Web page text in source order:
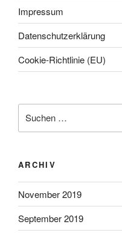
Impressum
Datenschutzerklärung
Cookie-Richtlinie (EU)
nach:
ARCHIV
November 2019
September 2019